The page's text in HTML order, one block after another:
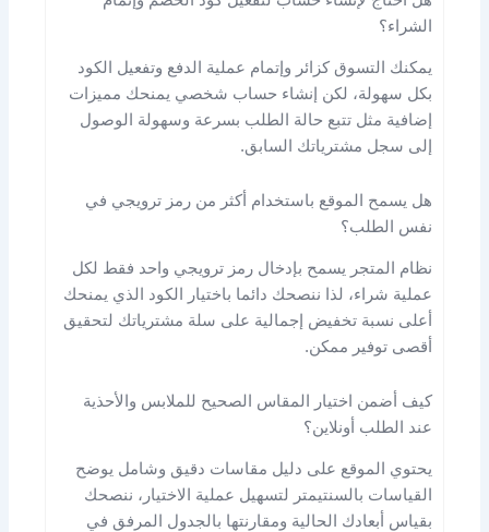
الشراء؟
يمكنك التسوق كزائر وإتمام عملية الدفع وتفعيل الكود
بكل سهولة، لكن إنشاء حساب شخصي يمنحك مميزات
إضافية مثل تتبع حالة الطلب بسرعة وسهولة الوصول
إلى سجل مشترياتك السابق.
هل يسمح الموقع باستخدام أكثر من رمز ترويجي في
نفس الطلب؟
نظام المتجر يسمح بإدخال رمز ترويجي واحد فقط لكل
عملية شراء، لذا ننصحك دائما باختيار الكود الذي يمنحك
أعلى نسبة تخفيض إجمالية على سلة مشترياتك لتحقيق
أقصى توفير ممكن.
كيف أضمن اختيار المقاس الصحيح للملابس والأحذية
عند الطلب أونلاين؟
يحتوي الموقع على دليل مقاسات دقيق وشامل يوضح
القياسات بالسنتيمتر لتسهيل عملية الاختيار، ننصحك
بقياس أبعادك الحالية ومقارنتها بالجدول المرفق في